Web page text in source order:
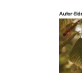
Autor